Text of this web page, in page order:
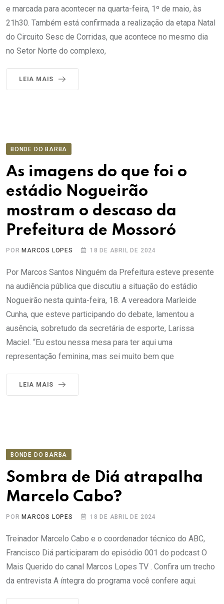
e marcada para acontecer na quarta-feira, 1º de maio, às
21h30. Também está confirmada a realização da etapa Natal
do Circuito Sesc de Corridas, que acontece no mesmo dia
no Setor Norte do complexo,
LEIA MAIS
BONDE DO BARBA
As imagens do que foi o
estádio Nogueirão
mostram o descaso da
Prefeitura de Mossoró
PORMARCOS LOPES 18 DE ABRIL DE 2024
Por Marcos Santos Ninguém da Prefeitura esteve presente
na audiência pública que discutiu a situação do estádio
Nogueirão nesta quinta-feira, 18. A vereadora Marleide
Cunha, que esteve participando do debate, lamentou a
ausência, sobretudo da secretária de esporte, Larissa
Maciel. “Eu estou nessa mesa para ter aqui uma
representação feminina, mas sei muito bem que
LEIA MAIS
BONDE DO BARBA
Sombra de Diá atrapalha
Marcelo Cabo?
PORMARCOS LOPES 18 DE ABRIL DE 2024
Treinador Marcelo Cabo e o coordenador técnico do ABC,
Francisco Diá participaram do episódio 001 do podcast O
Mais Querido do canal Marcos Lopes TV . Confira um trecho
da entrevista A íntegra do programa você confere aqui.